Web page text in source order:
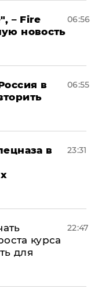
– Fire
новость
06:56
в
06:55
в
23:31
курса
для
22:47